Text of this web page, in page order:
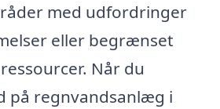
med udfordringer
eller begrænset
Når du
på regnvandsanlæg i